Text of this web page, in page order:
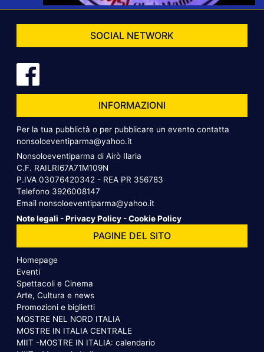
SOCIAL NETWORK
INFORMAZIONI
Per la tua pubblictà o per pubblicare un evento contatta
nonsoloeventiparma@yahoo.it
Nonsoloeventiparma di Airò Ilaria
C.F. RAILRI67A71M109N
P.IVA 03076420342 - REA PR 356783
Telefono 3926008147
Email nonsoloeventiparma@yahoo.it
Note legali -Privacy Policy -Cookie Policy
PAGINE DEL SITO
Homepage
Eventi
Spettacoli e Cinema
Arte, Cultura e news
Promozioni e biglietti
MOSTRE NEL NORD ITALIA
MOSTRE IN ITALIA CENTRALE
MIIT -MOSTRE IN ITALIA: calendario